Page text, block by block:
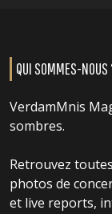
QUI SOMMES-NOUS
VerdamMnis
sombres.
Retrouvez
photos de
et live reports,